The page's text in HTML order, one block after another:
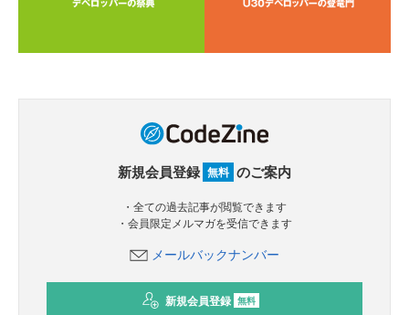
新規会員登録 無料 のご案内
・全ての過去記事が閲覧できます
・会員限定メルマガを受信できます
メールバックナンバー
新規会員登録 無料